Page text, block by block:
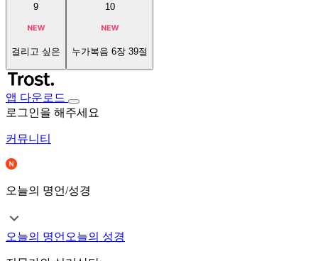
9
걸리고 싶은
10
누가복음 6장 39절
앱 다운로드
로그인을 해주세요
커뮤니티
오늘의 명언/성경
오늘의 명언 오늘의 성경